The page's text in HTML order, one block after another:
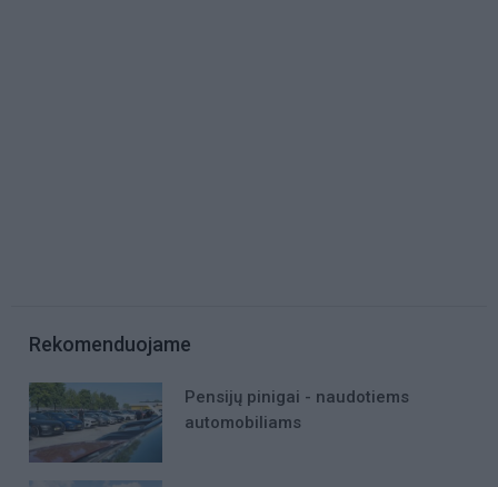
Rekomenduojame
Pensijų pinigai - naudotiems
automobiliams